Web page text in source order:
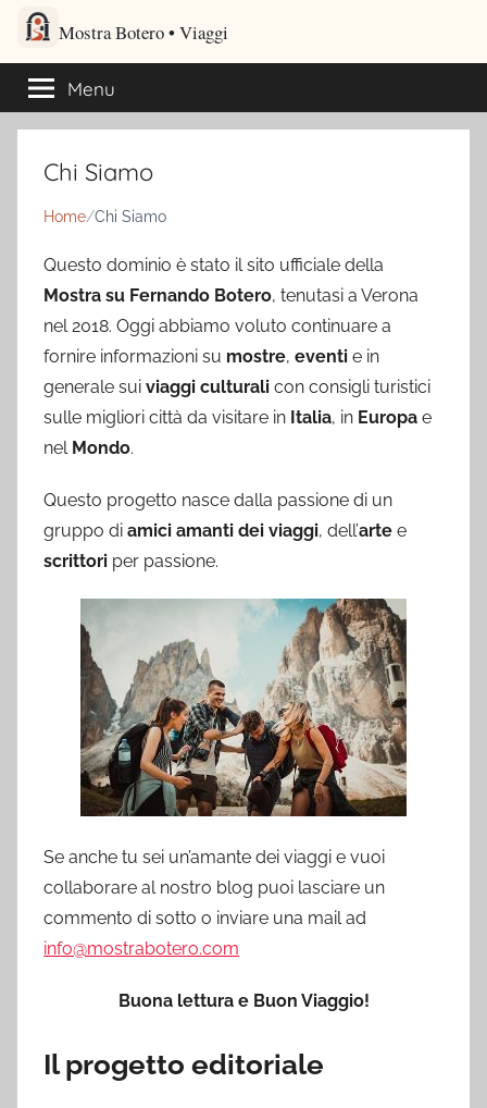
Salta
contenuto
Mostra Botero – Viaggi
Viaggi culturali e itinerari turistici per gli amanti dei viaggi
Menu
Chi Siamo
Home Chi Siamo
Questo dominio è stato il sito ufficiale della
Mostra su Fernando Botero, tenutasi a Verona
nel 2018. Oggi abbiamo voluto continuare a
fornire informazioni su mostre, eventi e in
generale sui viaggi culturali con consigli turistici
sulle migliori città da visitare in Italia, in Europa e
nel Mondo.
Questo progetto nasce dalla passione di un
gruppo di amici amanti dei viaggi, dell’arte e
scrittori per passione.
Se anche tu sei un’amante dei viaggi e vuoi
collaborare al nostro blog puoi lasciare un
commento di sotto o inviare una mail ad
info@mostrabotero.com
Buona lettura e Buon Viaggio!
Il progetto editoriale